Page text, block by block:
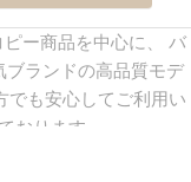
ー商品を中心に、 バ
ブランドの高品質モデ
でも安心してご利用い
おります。